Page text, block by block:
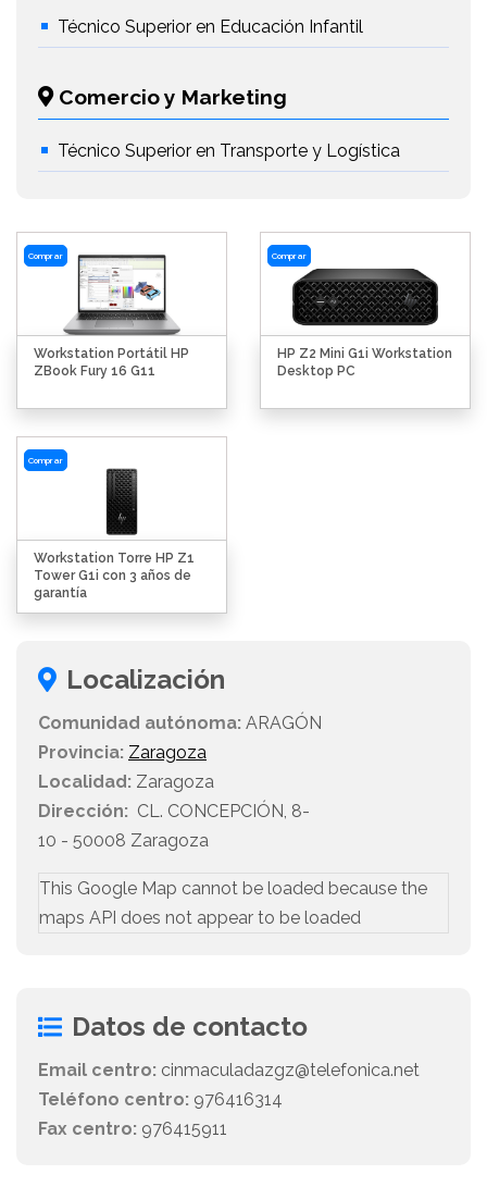
Técnico Superior en Educación Infantil
Comercio y Marketing
Técnico Superior en Transporte y Logística
Comprar
Workstation Portátil HP
ZBook Fury 16 G11
Comprar
HP Z2 Mini G1i Workstation
Desktop PC
Comprar
Workstation Torre HP Z1
Tower G1i con 3 años de
garantía
Localización
Comunidad autónoma: ARAGÓN
Provincia: Zaragoza
Localidad: Zaragoza
Dirección: CL. CONCEPCIÓN, 8-
10 - 50008 Zaragoza
This Google Map cannot be loaded because the
maps API does not appear to be loaded
Datos de contacto
Email centro: cinmaculadazgz@telefonica.net
Teléfono centro: 976416314
Fax centro: 976415911